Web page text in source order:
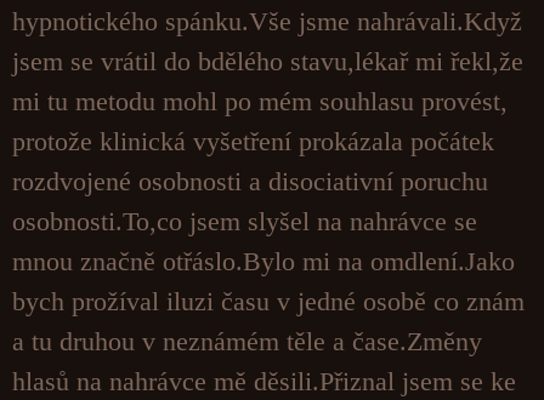
hypnotického spánku.Vše jsme nahrávali.Když
jsem se vrátil do bdělého stavu,lékař mi řekl,že
mi tu metodu mohl po mém souhlasu provést,
protože klinická vyšetření prokázala počátek
rozdvojené osobnosti a disociativní poruchu
osobnosti.To,co jsem slyšel na nahrávce se
mnou značně otřáslo.Bylo mi na omdlení.Jako
bych prožíval iluzi času v jedné osobě co znám
a tu druhou v neznámém těle a čase.Změny
hlasů na nahrávce mě děsili.Přiznal jsem se ke